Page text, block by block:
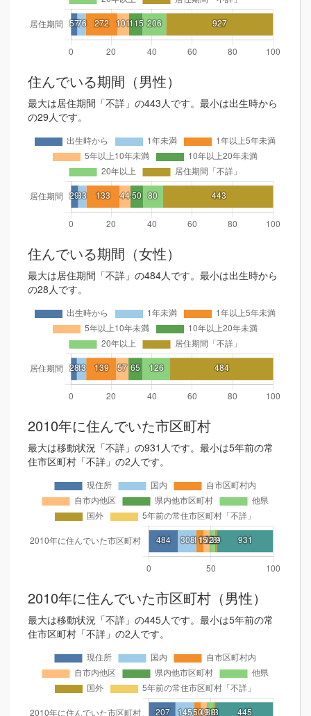
住んでいる期間（男性）
最大は居住期間「不詳」の443人です。最小は出生時から
の29人です。
住んでいる期間（女性）
最大は居住期間「不詳」の484人です。最小は出生時から
の28人です。
2010年に住んでいた市区町村
最大は移動状況「不詳」の931人です。最小は5年前の常
住市区町村「不詳」の2人です。
2010年に住んでいた市区町村（男性）
最大は移動状況「不詳」の445人です。最小は5年前の常
住市区町村「不詳」の2人です。